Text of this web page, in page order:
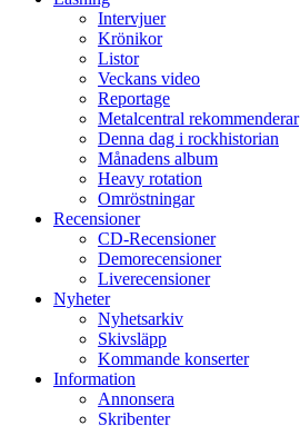
Intervjuer
Krönikor
Listor
Veckans video
Reportage
Metalcentral rekommenderar
Denna dag i rockhistorian
Månadens album
Heavy rotation
Omröstningar
Recensioner
CD-Recensioner
Demorecensioner
Liverecensioner
Nyheter
Nyhetsarkiv
Skivsläpp
Kommande konserter
Information
Annonsera
Skribenter